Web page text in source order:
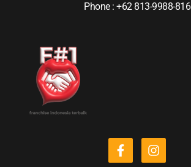
Phone : +62 813-9988-816